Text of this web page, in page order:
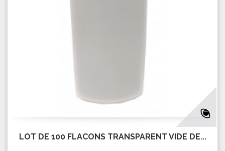
LOT DE 100 FLACONS TRANSPARENT VIDE DE...